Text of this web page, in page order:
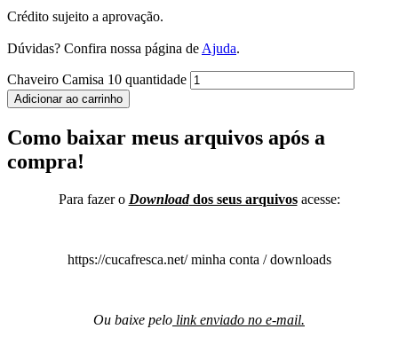
Crédito sujeito a aprovação.
Dúvidas? Confira nossa página de Ajuda.
Chaveiro Camisa 10 quantidade
Adicionar ao carrinho
Como baixar meus arquivos após a
compra!
Para fazer o Downloaddos seus arquivos acesse:
https://cucafresca.net/ minha conta / downloads
Ou baixe pelo link enviado no e-mail.